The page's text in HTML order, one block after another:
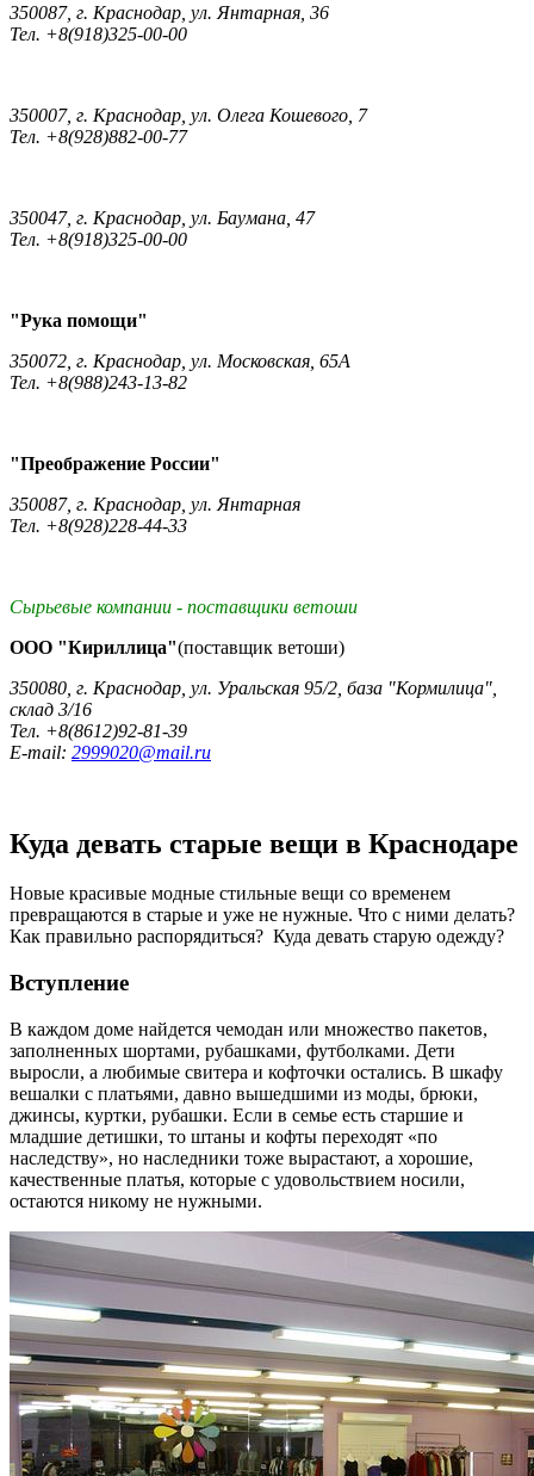
350087, г. Краснодар, ул. Янтарная, 36
Тел. +8(918)325-00-00
350007, г. Краснодар, ул. Олега Кошевого, 7
Тел. +8(928)882-00-77
350047, г. Краснодар, ул. Баумана, 47
Тел. +8(918)325-00-00
"Рука помощи"
350072, г. Краснодар, ул. Московская, 65А
Тел. +8(988)243-13-82
"Преображение России"
350087, г. Краснодар, ул. Янтарная
Тел. +8(928)228-44-33
Сырьевые компании - поставщики ветоши
ООО "Кириллица"(поставщик ветоши)
350080, г. Краснодар, ул. Уральская 95/2, база "Кормилица",
склад 3/16
Тел. +8(8612)92-81-39
E-mail: 2999020@mail.ru
Куда девать старые вещи в Краснодаре
Новые красивые модные стильные вещи со временем
превращаются в старые и уже не нужные. Что с ними делать?
Как правильно распорядиться? Куда девать старую одежду?
Вступление
В каждом доме найдется чемодан или множество пакетов,
заполненных шортами, рубашками, футболками. Дети
выросли, а любимые свитера и кофточки остались. В шкафу
вешалки с платьями, давно вышедшими из моды, брюки,
джинсы, куртки, рубашки. Если в семье есть старшие и
младшие детишки, то штаны и кофты переходят «по
наследству», но наследники тоже вырастают, а хорошие,
качественные платья, которые с удовольствием носили,
остаются никому не нужными.